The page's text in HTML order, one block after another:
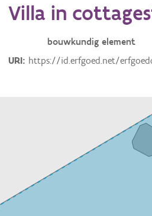
Villa in
bouwkundig element
URI https://id.erfgoed.net/